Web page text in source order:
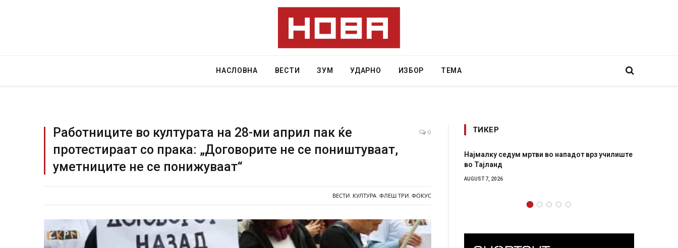
НАСЛОВНА ВЕСТИ ЗУМ УДАРНО ИЗБОР ТЕМА
Работниците во културата на 28-ми април пак ќе
протестираат со прака: „Договорите не се поништуваат,
уметниците не се понижуваат“
0
ВЕСТИ КУЛТУРА ФЛЕШ ТРИ ФОКУС
ТИКЕР
Уште двајца починаа од повредите во ресторан
во главниот град на Русуија – експлозивот бил
завиткан како роденденски подарок
Најмалку седум мртви во нападот врз училиште
СОЗИС: Украинците повеќе им веруваат на
генералите отколку на Зеленски
AUGUST 7, 2026